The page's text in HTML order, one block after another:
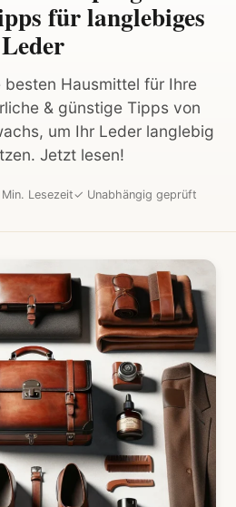
für langlebiges
Leder
besten Hausmittel für Ihre
& günstige Tipps von
um Ihr Leder langlebig
Jetzt lesen!
Lesezeit✓ Unabhängig geprüft